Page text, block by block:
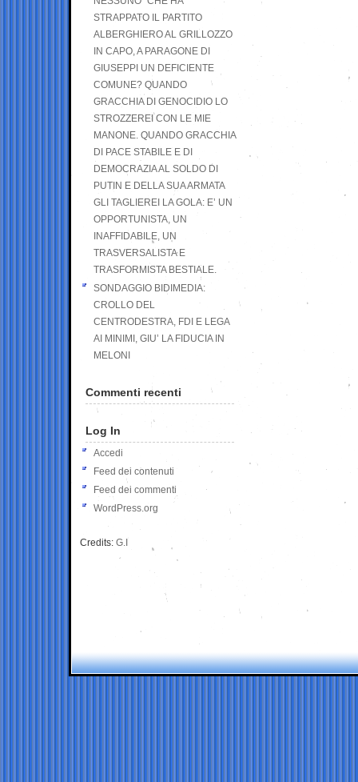
STRAPPATO IL PARTITO
ALBERGHIERO AL GRILLOZZO
IN CAPO, A PARAGONE DI
GIUSEPPI UN DEFICIENTE
COMUNE? QUANDO
GRACCHIA DI GENOCIDIO LO
STROZZEREI CON LE MIE
MANONE. QUANDO GRACCHIA
DI PACE STABILE E DI
DEMOCRAZIA AL SOLDO DI
PUTIN E DELLA SUA ARMATA
GLI TAGLIEREI LA GOLA: E’ UN
OPPORTUNISTA, UN
INAFFIDABILE, UN
TRASVERSALISTA E
TRASFORMISTA BESTIALE.
SONDAGGIO BIDIMEDIA:
CROLLO DEL
CENTRODESTRA, FDI E LEGA
AI MINIMI, GIU’ LA FIDUCIA IN
MELONI
Commenti recenti
Log In
Accedi
Feed dei contenuti
Feed dei commenti
WordPress.org
Credits: G.I